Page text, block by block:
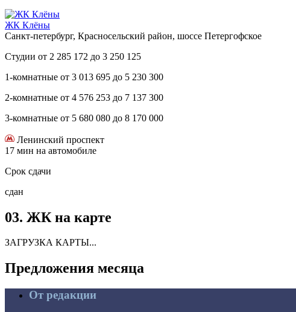
ЖК Клёны
Санкт-петербург, Красносельский район, шоссе Петергофское
Студии от 2 285 172 до 3 250 125
1-комнатные от 3 013 695 до 5 230 300
2-комнатные от 4 576 253 до 7 137 300
3-комнатные от 5 680 080 до 8 170 000
Ленинский проспект
17 мин на автомобиле
Срок сдачи
сдан
03. ЖК на карте
ЗАГРУЗКА КАРТЫ...
Предложения месяца
От редакции